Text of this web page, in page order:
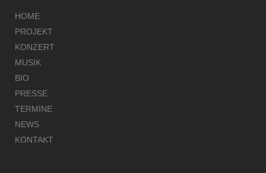
HOME
PROJEKT
KONZERT
MUSIK
BIO
PRESSE
TERMINE
NEWS
KONTAKT